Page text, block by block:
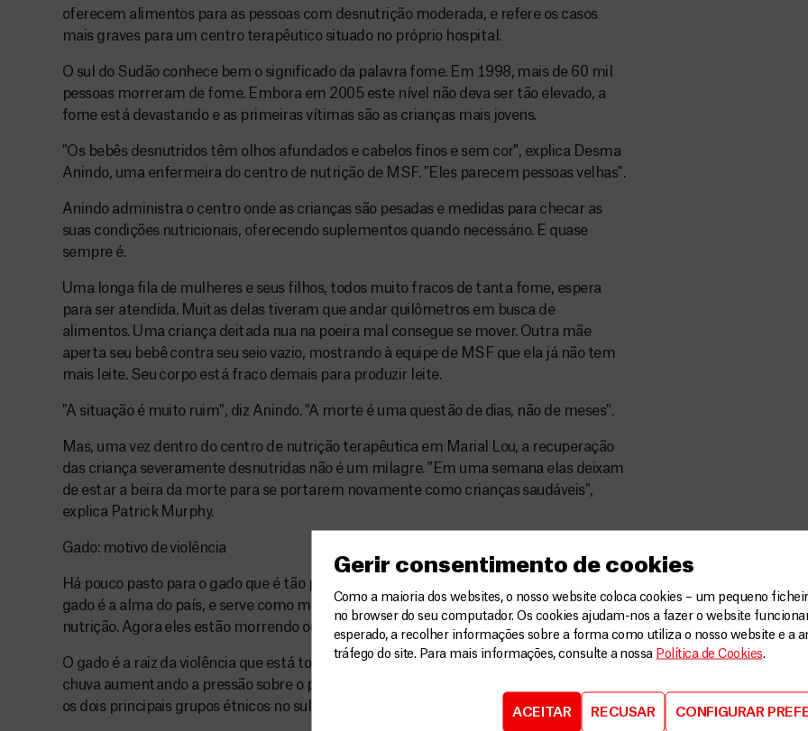
Gerir consentimento de cookies
Como a maioria dos websites, o nosso website coloca cookies – um pequeno
no browser do seu computador. Os cookies ajudam-nos a fazer o website
esperado, a recolher informações sobre a forma como utiliza o nosso website e a
tráfego do site. Para mais informações, consulte a nossa Política de Cookies.
ACEITAR RECUSAR CONFIGURAR
oferecem alimentos para as pessoas com desnutrição moderada, e refere os casos
mais graves para um centro terapêutico situado no próprio hospital.
O sul do Sudão conhece bem o significado da palavra fome. Em 1998, mais de 60 mil
pessoas morreram de fome. Embora em 2005 este nível não deva ser tão elevado, a
fome está devastando e as primeiras vítimas são as crianças mais jovens.
"Os bebês desnutridos têm olhos afundados e cabelos finos e sem cor", explica Desma
Anindo, uma enfermeira do centro de nutrição de MSF. "Eles parecem pessoas velhas".
Anindo administra o centro onde as crianças são pesadas e medidas para checar as
suas condições nutricionais, oferecendo suplementos quando necessário. E quase
sempre é.
Uma longa fila de mulheres e seus filhos, todos muito fracos de tanta fome, espera
para ser atendida. Muitas delas tiveram que andar quilômetros em busca de
alimentos. Uma criança deitada nua na poeira mal consegue se mover. Outra mãe
aperta seu bebê contra seu seio vazio, mostrando à equipe de MSF que ela já não tem
mais leite. Seu corpo está fraco demais para produzir leite.
"A situação é muito ruim", diz Anindo. "A morte é uma questão de dias, não de meses".
Mas, uma vez dentro do centro de nutrição terapêutica em Marial Lou, a recuperação
das criança severamente desnutridas não é um milagre. "Em uma semana elas deixam
de estar a beira da morte para se portarem novamente como crianças saudáveis",
explica Patrick Murphy.
Gado: motivo de violência
Há pouco pasto para o gado que é tão precioso quanto a própria vida no sul do Sudão. O
gado é a alma do país, e serve como moeda, assim como uma fonte importante de
nutrição. Agora eles estão morrendo ou estão esqueléticos, incapazes de produzir leite.
O gado é a raiz da violência que está tornando a situação ainda pior. Com a falta da
chuva aumentando a pressão sobre o pasto já escasso, conflitos vêm ocorrendo entre
os dois principais grupos étnicos no sul do Sudão – o Dinka e o Nuer.